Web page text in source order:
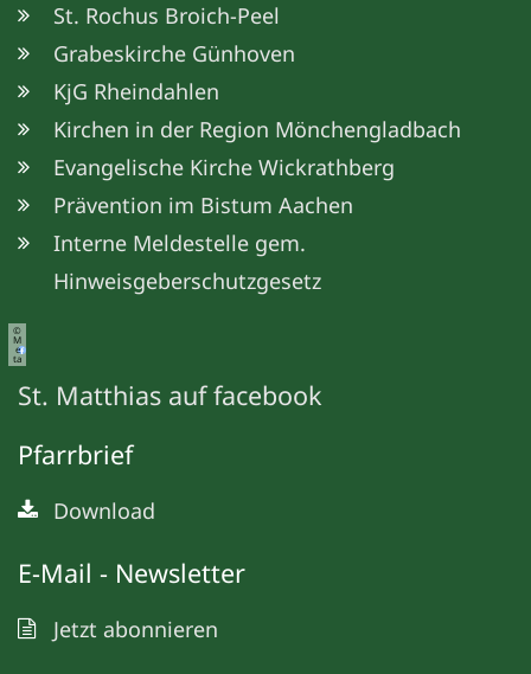
St. Rochus Broich-Peel
Grabeskirche Günhoven
KjG Rheindahlen
Kirchen in der Region Mönchengladbach
Evangelische Kirche Wickrathberg
Prävention im Bistum Aachen
Interne Meldestelle gem.
Hinweisgeberschutzgesetz
©
M
e
ta
St. Matthias auf facebook
Pfarrbrief
Download
E-Mail - Newsletter
Jetzt abonnieren